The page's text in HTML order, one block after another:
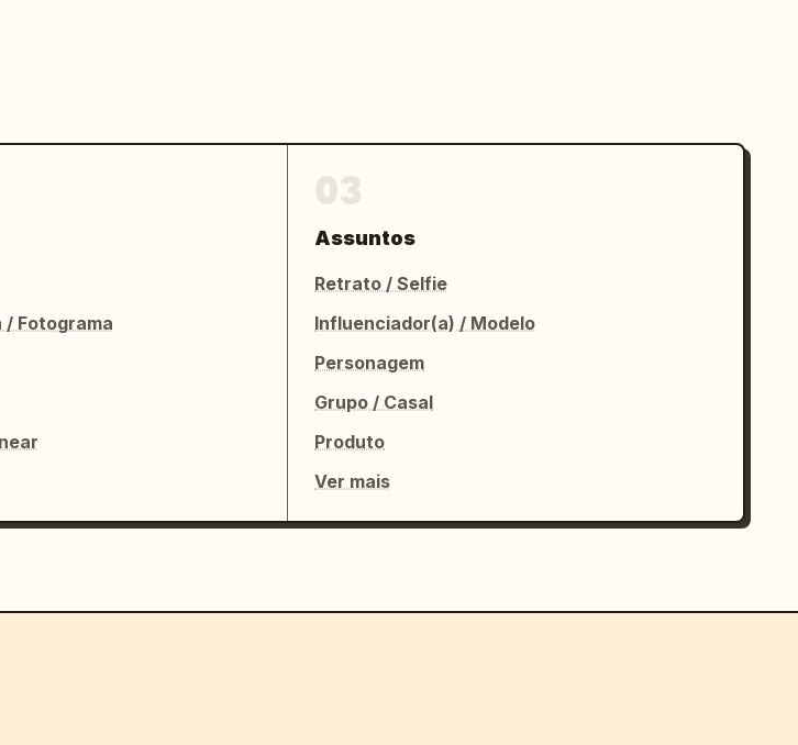
/ Fotograma
Assuntos
Retrato / Selfie
Influenciador(a) / Modelo
Personagem
Grupo / Casal
Produto
Ver mais